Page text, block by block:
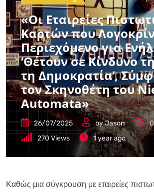
«Οι Εταιρείες
Καρτών που
Περιεχόμενο για
‘Θέτουν σε Κίνδυνο
τη Δημοκρατία’,
τον Σκηνοθέτη του
Automata»
26/07/2025 byJason 0
270 Views 1 year ago
Καθώς μια σύγκρουση με εταιρείες